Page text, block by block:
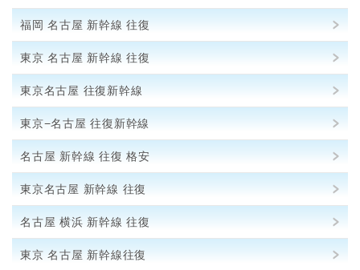
福岡 名古屋 新幹線 往復
東京 名古屋 新幹線 往復
東京名古屋 往復新幹線
東京−名古屋 往復新幹線
名古屋 新幹線 往復 格安
東京名古屋 新幹線 往復
名古屋 横浜 新幹線 往復
東京 名古屋 新幹線往復